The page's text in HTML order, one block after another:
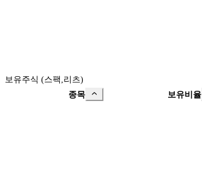
보유주식 (스팩,리츠)
종목
보유비율